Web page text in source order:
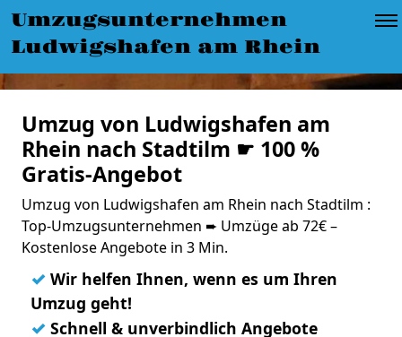
Umzugsunternehmen
Ludwigshafen am Rhein
Umzug von Ludwigshafen am
Rhein nach Stadtilm ☛ 100 %
Gratis-Angebot
Umzug von Ludwigshafen am Rhein nach Stadtilm :
Top-Umzugsunternehmen ➨ Umzüge ab 72€ –
Kostenlose Angebote in 3 Min.
✓ Wir helfen Ihnen, wenn es um Ihren
Umzug geht!
✓ Schnell & unverbindlich Angebote